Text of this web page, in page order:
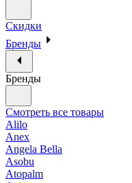
Скидки
Бренды
Бренды
Смотреть все товары
Alilo
Anex
Angela Bella
Asobu
Atopalm